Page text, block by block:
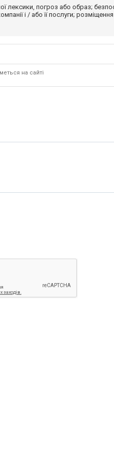
лексики, погроз або образ;
і / або її послуги;
на сайті